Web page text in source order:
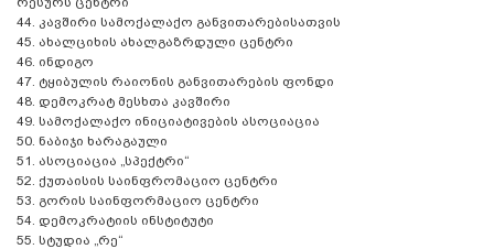
44. კავშირი სამოქალაქო განვითარებისათვის
45. ახალციხის ახალგაზრდული ცენტრი
46. ინდიგო
47. ტყიბულის რაიონის განვითარების ფონდი
48. დემოკრატ მესხთა კავშირი
49. სამოქალაქო ინიციატივების ასოციაცია
50. ნაბიჯი ხარაგაული
51. ასოციაცია „სპექტრი“
52. ქუთაისის საინფრომაციო ცენტრი
53. გორის საინფორმაციო ცენტრი
54. დემოკრატიის ინსტიტუტი
55. სტუდია „რე“